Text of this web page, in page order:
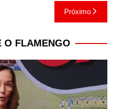
Próximo
O FLAMENGO